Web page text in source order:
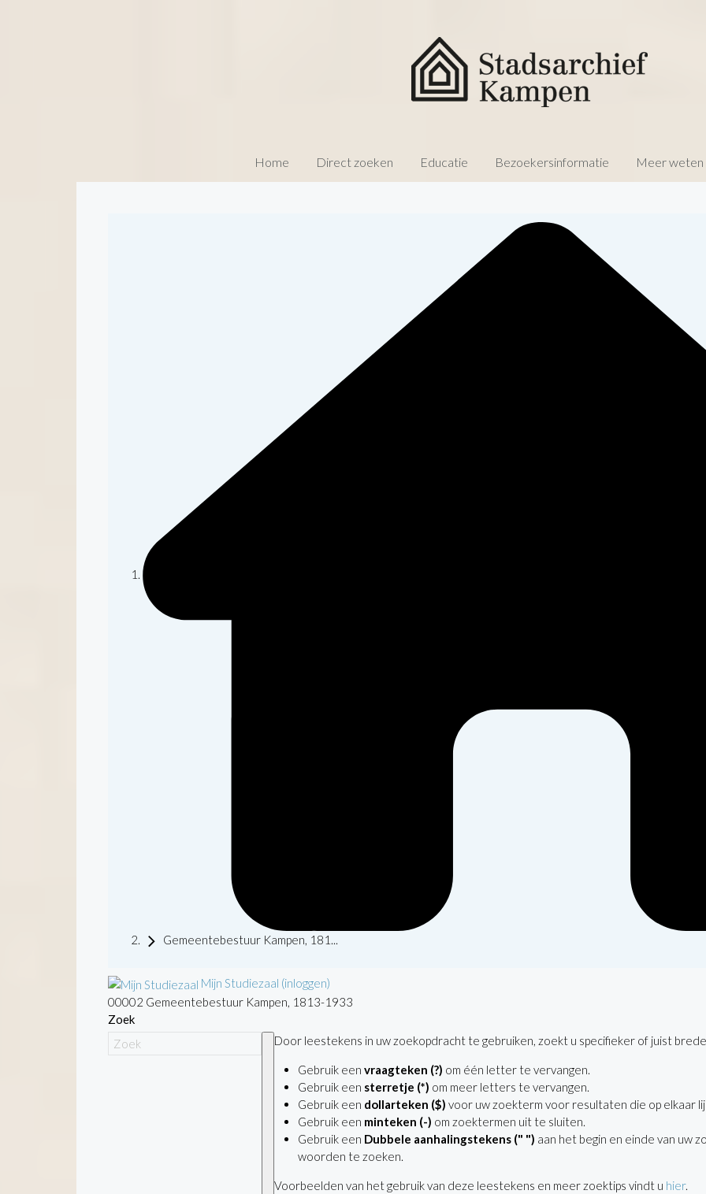
Home Direct zoeken Educatie Bezoekersinformatie Meer weten
Gemeentebestuur Kampen, 181...
Mijn Studiezaal (inloggen)
00002 Gemeentebestuur Kampen, 1813-1933
Zoek
Door leestekens in uw zoekopdracht te gebruiken, zoekt u specifieker of juist
Gebruik een vraagteken (?) om één letter te vervangen.
Gebruik een sterretje (*) om meer letters te vervangen.
Gebruik een dollarteken ($) voor uw zoekterm voor resultaten die op elkaar
Gebruik een minteken (-) om zoektermen uit te sluiten.
Gebruik een Dubbele aanhalingstekens (" ") aan het begin en einde van uw
woorden te zoeken.
Voorbeelden van het gebruik van deze leestekens en meer zoektips vindt u hier.